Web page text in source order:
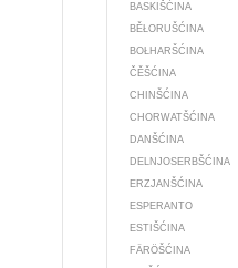
BASKIŠĆINA
BĚŁORUŠĆINA
BOŁHARŠĆINA
ČĚŠĆINA
CHINŠĆINA
CHORWATŠĆINA
DANŠĆINA
DELNJOSERBŠĆINA
ERZJANŠĆINA
ESPERANTO
ESTIŠĆINA
FÄRÖŠĆINA